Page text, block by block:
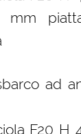
ad